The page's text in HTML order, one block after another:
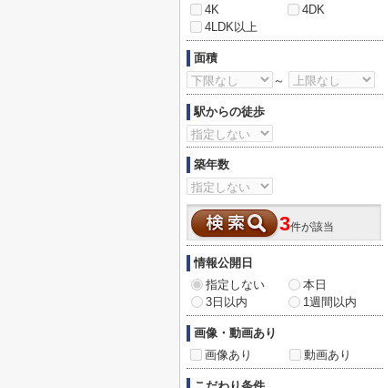
4K
4DK
4LDK以上
面積
～
駅からの徒歩
築年数
3件が該当
情報公開日
指定しない
本日
3日以内
1週間以内
画像・動画あり
画像あり
動画あり